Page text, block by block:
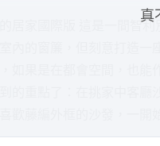
的居家國際版 這是一間智
室內的窗簾，但刻意打造
，如果是在都會空間，也
真